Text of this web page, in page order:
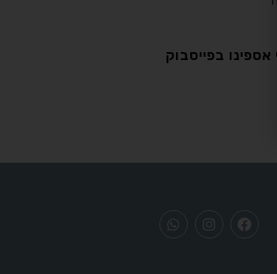
אספינו בפייסבוק